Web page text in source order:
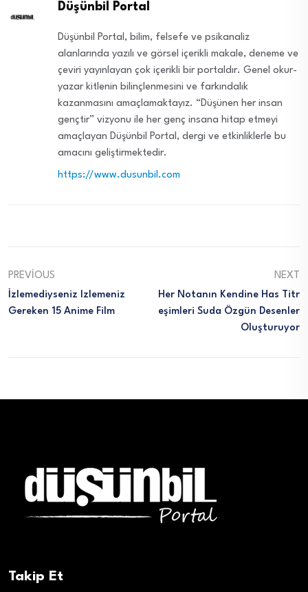
Düşünbil Portal
Düşünbil Portal, bilim, felsefe ve psikanaliz
alanlarında yazılı ve görsel içerikli makale, deneme ve
çeviri yayınlayan çok içerikli bir portaldır. Genel okur-
yazar kitlenin bilinçlenmesini ve farkındalık
kazanmasını amaçlamaktayız. “Düşünen her insan
gençtir” vizyonu ile her genç insana hitap etmeyi
amaçlayan Düşünbil Portal, dergi ve etkinliklerle bu
amacını geliştirmektedir.
https://www.dusunbil.com
PREVIOUS
İzlemediyseniz Izlemeniz
Gereken 15 Anime Film
NEXT
Her Notanın Kendine Has Titr
Eşimleri Suda Özgün Desenler
Oluşturuyor
Takip Et